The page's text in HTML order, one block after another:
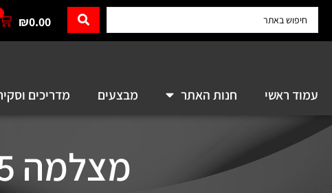
₪0.00
עמוד ראשי חנות האתר מבצעים מדריכים
מצלמה Kodak Pixpro FZ55 קודאק